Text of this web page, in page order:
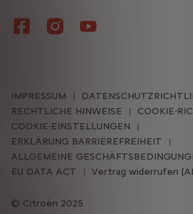
Citroën 2025
IMPRESSUM
RECHTLICHE HINWEISE
COOKIE-
COOKIE-EINSTELLUNGEN
ERKLÄRUNG BARRIEREFREIHEIT
ALLGEMEINE
EU DATA ACT
Vertrag widerrufen